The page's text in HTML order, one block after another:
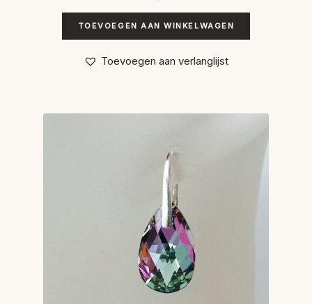
TOEVOEGEN AAN WINKELWAGEN
Toevoegen aan verlanglijst